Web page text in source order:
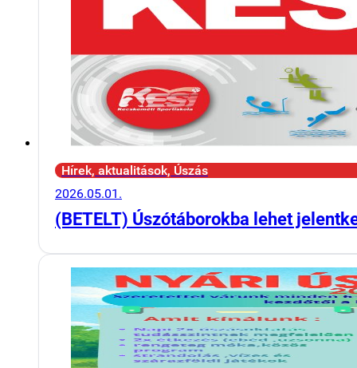
Hírek, aktualitások, Úszás
2026.05.01.
(BETELT) Úszótáborokba lehet